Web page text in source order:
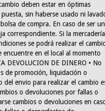
deben estar en óptimas
sin haberse usado ni
de compra. En caso de ser un
correspondiente. Si la mercadería
se podrá realizar el
en el local al momento
DEVOLUCION DE DINERO • No
de promoción, liquidación o
del envio para realizar el cambio
o devoluciones por fallas o
cambios o devoluciones en